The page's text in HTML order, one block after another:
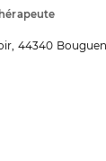
44340